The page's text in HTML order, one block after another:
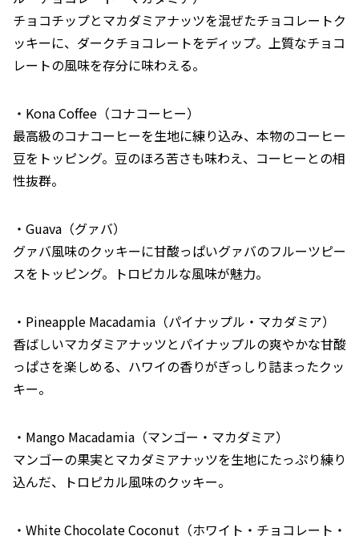
チョコチップとマカダミアナッツを混ぜたチョコレートク
ッキーに、ダークチョコレートをディップ。上質なチョコ
レートの風味を存分に味わえる。
・Kona Coffee（コナコーヒー）
最高級のコナコーヒーを生地に練り込み、本物のコーヒー
豆をトッピング。豆のほろ苦さも味わえ、コーヒーとの相
性抜群。
・Guava（グァバ）
グァバ風味のクッキーに甘酸っぱいグァバのフルーツピー
スをトッピング。トロピカルな風味が魅力。
・Pineapple Macadamia（パイナップル・マカダミア）
香ばしいマカダミアナッツとパイナップルの爽やかな甘酸
っぱさを楽しめる、ハワイの香りがぎっしり詰まったクッ
キー。
・Mango Macadamia（マンゴー・マカダミア）
マンゴーの果実とマカダミアナッツを生地にたっぷり練り
込んだ、トロピカル風味のクッキー。
・White Chocolate Coconut（ホワイト・チョコレート・